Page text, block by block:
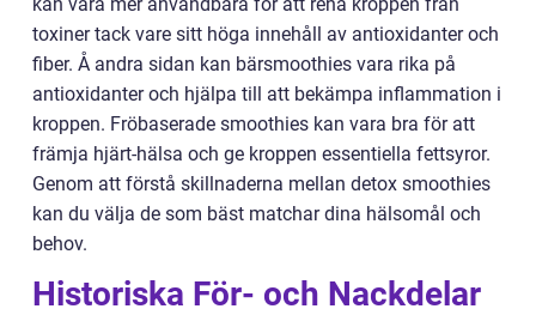
toxiner tack vare sitt höga innehåll av antioxidanter och
fiber. Å andra sidan kan bärsmoothies vara rika på
antioxidanter och hjälpa till att bekämpa inflammation i
kroppen. Fröbaserade smoothies kan vara bra för att
främja hjärt-hälsa och ge kroppen essentiella fettsyror.
Genom att förstå skillnaderna mellan detox smoothies
kan du välja de som bäst matchar dina hälsomål och
behov.
Historiska För- och Nackdelar